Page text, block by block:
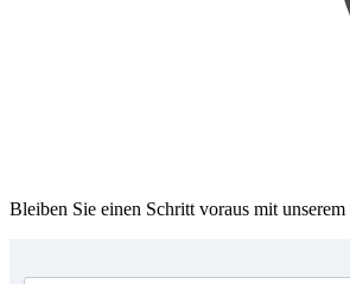
Bleiben Sie einen Schritt voraus mit